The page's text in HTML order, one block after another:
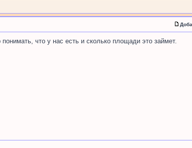
что у нас есть и сколько площади это займет.